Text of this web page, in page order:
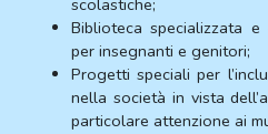
scolastiche;
Biblioteca specializzata
per insegnanti e genitori;
Progetti speciali per
nella società in vista
particolare attenzione ai